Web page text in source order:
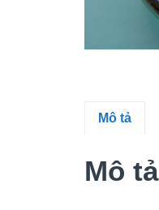
Mô tả
Mô tả